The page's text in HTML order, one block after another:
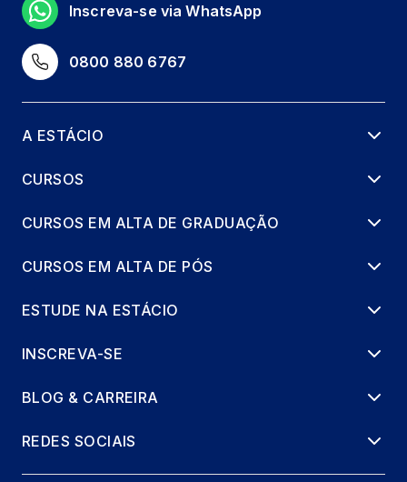
0800 880 6767
Inscreva-se via WhatsApp
A ESTÁCIO
CURSOS
CURSOS EM ALTA DE GRADUAÇÃO
CURSOS EM ALTA DE PÓS
ESTUDE NA ESTÁCIO
INSCREVA-SE
BLOG & CARREIRA
REDES SOCIAIS